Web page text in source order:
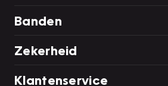
Banden
Zekerheid
Klantenservice